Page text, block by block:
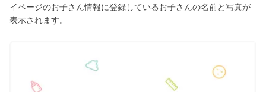
イページのお子さん情報に登録しているお子さんの名前と写真が
表示されます。